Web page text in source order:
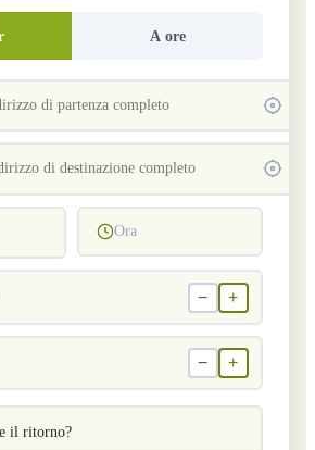
A ore
Ora
− +
− +
il ritorno?